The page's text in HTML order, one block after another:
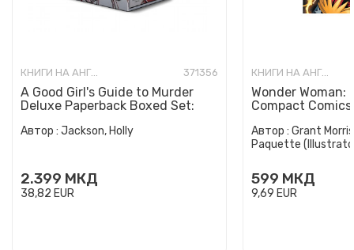
КНИГИ НА АНГЛИСКИ ЈАЗИК 371356
A Good Girl's Guide to Murder
Deluxe Paperback Boxed Set:
Автор : Jackson, Holly
2.399 МКД
38,82 EUR
КНИГИ НА АНГЛИСКИ ЈАЗИК
Wonder Woman:
Compact
Автор : Grant
Paquette
599 МКД
9,69 EUR